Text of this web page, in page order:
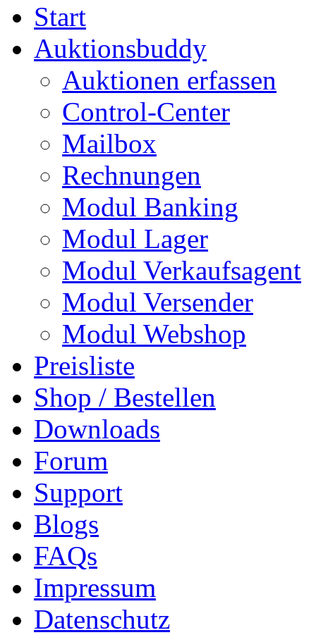
Start
Auktionsbuddy
Auktionen erfassen
Control-Center
Mailbox
Rechnungen
Modul Banking
Modul Lager
Modul Verkaufsagent
Modul Versender
Modul Webshop
Preisliste
Shop / Bestellen
Downloads
Forum
Support
Blogs
FAQs
Impressum
Datenschutz